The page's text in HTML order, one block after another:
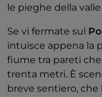
le pieghe della
Se vi fermate sul
intuisce appena la
fiume tra pareti
trenta metri. È
breve sentiero,